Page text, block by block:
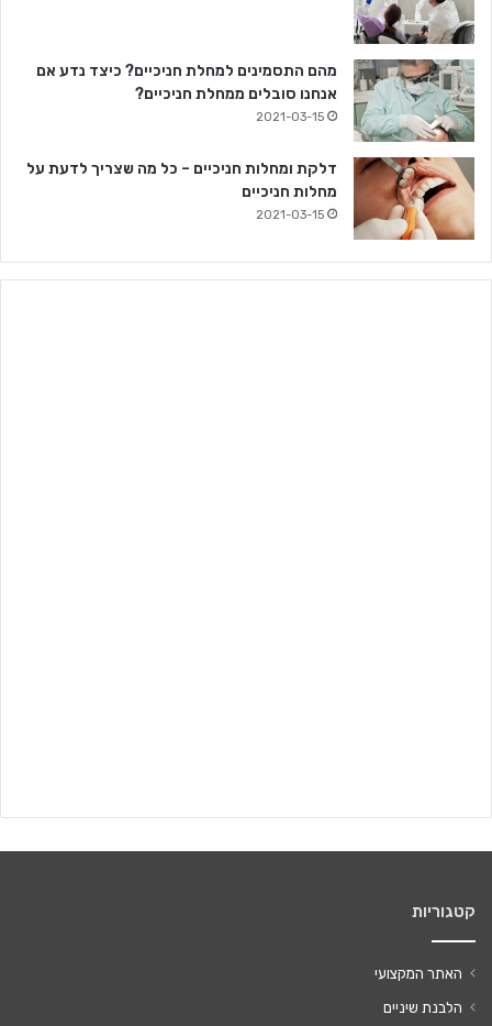
מהם התסמינים למחלת חניכיים? כיצד נדע אם
אנחנו סובלים ממחלת חניכיים?
2021-03-15
דלקת ומחלות חניכיים – כל מה שצריך לדעת על
מחלות חניכיים
2021-03-15
קטגוריות
האתר המקצועי
הלבנת שיניים